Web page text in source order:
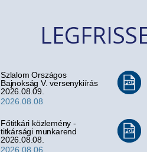
Szlalom Országos
Bajnokság V. versenykiírás
2026.08.09.
2026.08.08
Főtitkári közlemény -
titkársági munkarend
2026.08.08.
2026.08.06